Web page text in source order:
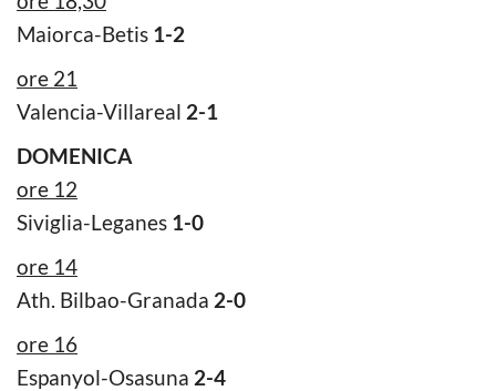
Maiorca-Betis 1-2
ore 21
Valencia-Villareal 2-1
DOMENICA
ore 12
Siviglia-Leganes 1-0
ore 14
Ath. Bilbao-Granada 2-0
ore 16
Espanyol-Osasuna 2-4